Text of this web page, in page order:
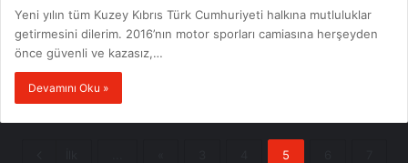
Yeni yılın tüm Kuzey Kıbrıs Türk Cumhuriyeti halkına mutluluklar
getirmesini dilerim. 2016’nın motor sporları camiasına herşeyden
önce güvenli ve kazasız,…
Devamını Oku »
5